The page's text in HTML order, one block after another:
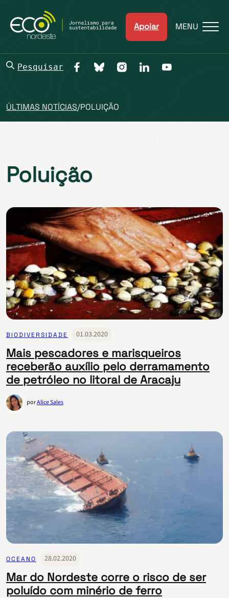
Apoiar MENU
Pesquisar
ÚLTIMAS NOTÍCIAS/POLUIÇÃO
Poluição
BIODIVERSIDADE 01.03.2020
Mais pescadores e marisqueiros
receberão auxílio pelo derramamento
de petróleo no litoral de Aracaju
porAlice Sales
OCEANO 28.02.2020
Mar do Nordeste corre o risco de ser
poluído com minério de ferro